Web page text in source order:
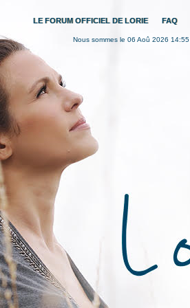
LE FORUM OFFICIEL DE LORIE FAQ
Nous sommes le 06 Aoû 2026 14:55